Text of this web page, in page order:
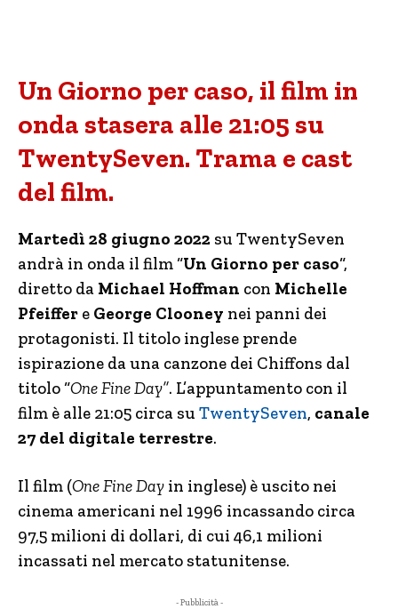
Un Giorno per caso, il film in
onda stasera alle 21:05 su
TwentySeven. Trama e cast
del film.
Martedì 28 giugno 2022 su TwentySeven
andrà in onda il film “Un Giorno per caso“,
diretto da Michael Hoffman con Michelle
Pfeiffer e George Clooney nei panni dei
protagonisti. Il titolo inglese prende
ispirazione da una canzone dei Chiffons dal
titolo “One Fine Day”. L’appuntamento con il
film è alle 21:05 circa su TwentySeven, canale
27 del digitale terrestre.
Il film (One Fine Day in inglese) è uscito nei
cinema americani nel 1996 incassando circa
97,5 milioni di dollari, di cui 46,1 milioni
incassati nel mercato statunitense.
- Pubblicità -